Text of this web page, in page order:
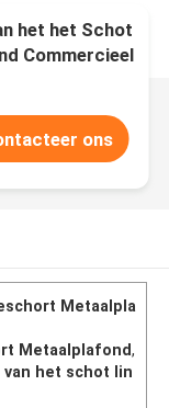
het het Schot
Commercieel
ons
Metaalpla
Metaalplafond,
het schot lin